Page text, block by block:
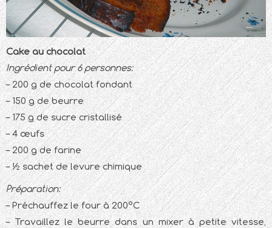
Cake au chocolat
Ingrédient pour 6 personnes:
– 200 g de chocolat fondant
– 150 g de beurre
– 175 g de sucre cristallisé
– 4 œufs
– 200 g de farine
– ½ sachet de levure chimique
Préparation:
– Préchauffez le four à 200°C
– Travaillez le beurre dans un mixer à petite vitesse,